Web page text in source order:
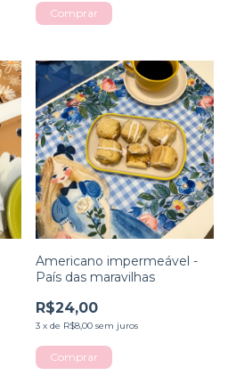
Americano impermeável -
País das maravilhas
R$24,00
3 x de R$8,00 sem juros
Comprar